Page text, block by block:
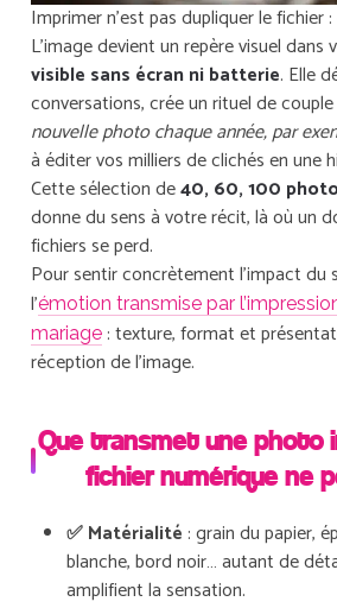
Imprimer n’est pas dupliquer le fichier :
L’image devient un repère visuel
visible sans écran ni batterie. Elle
conversations, crée un rituel de
nouvelle photo chaque année, par
à éditer vos milliers de clichés en une
Cette sélection de40, 60, 100
donne du sens à votre récit, là où un
fichiers se perd.
Pour sentir concrètement l’impact du
l’émotion transmise par
mariage : texture, format et
réception de l’image.
Que transmet une photo
fichier numérique ne
✅ Matérialité : grain du papier,
blanche, bord noir… autant de
amplifient la sensation.